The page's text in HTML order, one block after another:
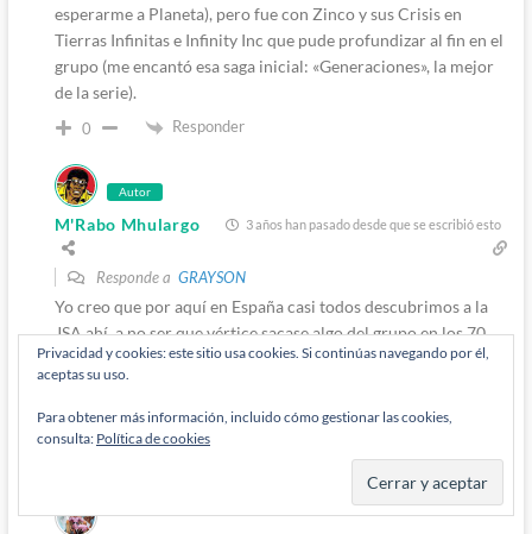
esperarme a Planeta), pero fue con Zinco y sus Crisis en
Tierras Infinitas e Infinity Inc que pude profundizar al fin en el
grupo (me encantó esa saga inicial: «Generaciones», la mejor
de la serie).
0 Responder
Autor
M'Rabo Mhulargo 3 años han pasado desde que se escribió esto
Responde a GRAYSON
Yo creo que por aquí en España casi todos descubrimos a la
JSA ahí, a no ser que vértice sacase algo del grupo en los 70.
Y la evolución de McFarlane fue curiosa, pero hay que
cosas diferentes.
Privacidad y cookies: este sitio usa cookies. Si continúas navegando por él,
aceptas su uso.
Para obtener más información, incluido cómo gestionar las cookies,
consulta: Política de cookies